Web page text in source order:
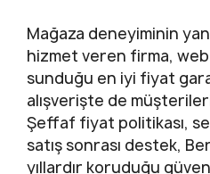
Mağaza deneyiminin
hizmet veren firma,
sunduğu en iyi fiyat
alışverişte de
Şeffaf fiyat politikası,
satış sonrası destek,
yıllardır koruduğu güven